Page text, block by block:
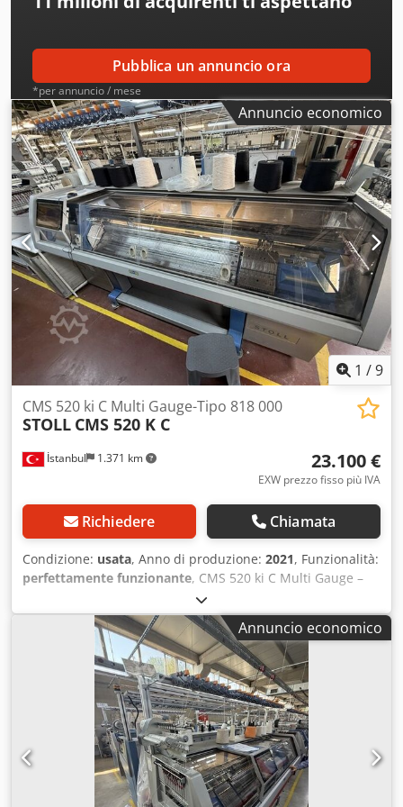
Pubblica un annuncio ora
*per annuncio / mese
Annuncio economico
1 /9
İstanbul 1.371 km
CMS 520 ki C Multi Gauge-Tipo 818 000
STOLL CMS 520 K C
23.100 €
EXW prezzo fisso più IVA
Richiedere Chiamata
Condizione: usata, Anno di produzione: 2021, Funzionalità:
perfettamente funzionante, CMS 520 ki C Multi Gauge –
Tipo 818 000 C E1,5.2, 2 sistemi – 50'' – 12 fili Dkodpoyaqt
Hofx Akvjr Sono disponibili 48 unità di questo modello.
Annuncio economico